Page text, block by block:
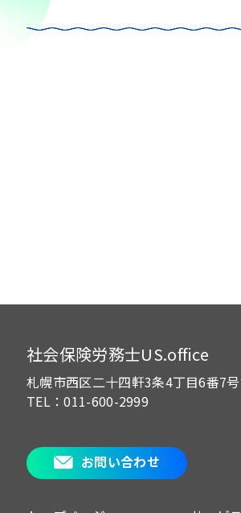
社会保険労務士US.office
札幌市西区二十四軒3条4丁目6番7号
TEL：011-600-2999
お問い合わせ